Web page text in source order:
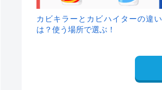
カビキラーとカビハイターの違い
は？使う場所で選ぶ！